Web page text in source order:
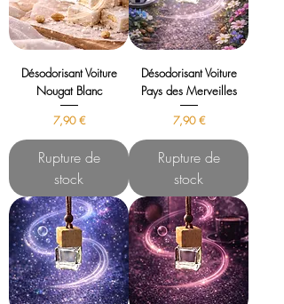
Désodorisant Voiture
Nougat Blanc
Prix
7,90 €
Rupture de
stock
Désodorisant Voiture
Pays des Merveilles
Prix
7,90 €
Rupture de
stock